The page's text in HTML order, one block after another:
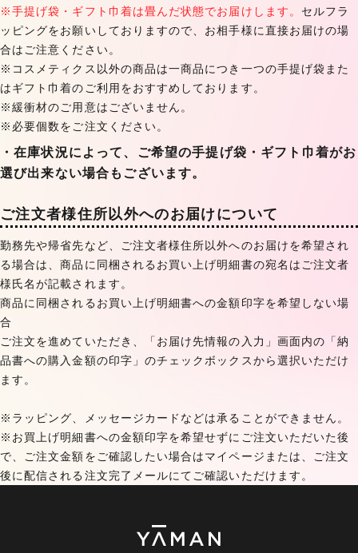
※手提げ袋・ギフト巾着は畳んだ状態でお届けします。 セルフラ
ッピングをお願いしておりますので、お相手様に直接お届けの場
合はご注意ください。
※コスメティクス以外の商品は一商品につき一つの手提げ袋また
はギフト巾着のご利用をおすすめしております。
※緩衝材のご用意はございません。
※必要個数をご注文ください。
・在庫状況によって、ご希望の手提げ袋・ギフト巾着がお
選び出来ない場合もございます。
ご注文者様住所以外へのお届けについて
勤務先や帰省先など、ご注文者様住所以外へのお届けを希望され
る場合は、商品に同梱されるお買い上げ明細書の宛名はご注文者
様氏名が記載されます。
商品に同梱されるお買い上げ明細書への金額印字を希望しない場
合
ご注文を進めていただき、「お届け先情報の入力」画面内の「納
品書への購入金額の印字」のチェックボックスから選択いただけ
ます。
※ラッピング、メッセージカードなどは承ることができません。
※お買上げ明細書への金額印字を希望せずにご注文いただいた後
で、ご注文金額をご確認したい場合はマイページまたは、ご注文
後に配信される注文完了メールにてご確認いただけます。